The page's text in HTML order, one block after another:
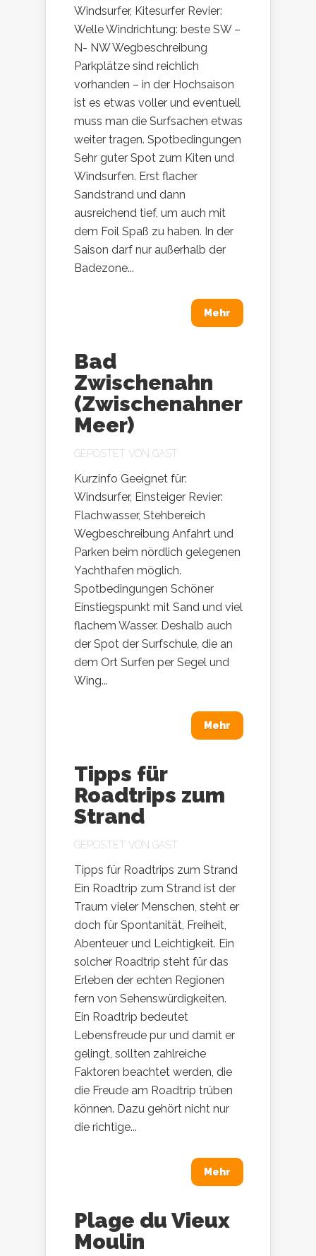
Windsurfer, Kitesurfer Revier:
Welle Windrichtung: beste SW –
N- NW Wegbeschreibung
Parkplätze sind reichlich
vorhanden – in der Hochsaison
ist es etwas voller und eventuell
muss man die Surfsachen etwas
weiter tragen. Spotbedingungen
Sehr guter Spot zum Kiten und
Windsurfen. Erst flacher
Sandstrand und dann
ausreichend tief, um auch mit
dem Foil Spaß zu haben. In der
Saison darf nur außerhalb der
Badezone...
Mehr
Bad
Zwischenahn
(Zwischenahner
Meer)
GEPOSTET VON GAST
Kurzinfo Geeignet für:
Windsurfer, Einsteiger Revier:
Flachwasser, Stehbereich
Wegbeschreibung Anfahrt und
Parken beim nördlich gelegenen
Yachthafen möglich.
Spotbedingungen Schöner
Einstiegspunkt mit Sand und viel
flachem Wasser. Deshalb auch
der Spot der Surfschule, die an
dem Ort Surfen per Segel und
Wing...
Mehr
Tipps für
Roadtrips zum
Strand
GEPOSTET VON GAST
Tipps für Roadtrips zum Strand
Ein Roadtrip zum Strand ist der
Traum vieler Menschen, steht er
doch für Spontanität, Freiheit,
Abenteuer und Leichtigkeit. Ein
solcher Roadtrip steht für das
Erleben der echten Regionen
fern von Sehenswürdigkeiten.
Ein Roadtrip bedeutet
Lebensfreude pur und damit er
gelingt, sollten zahlreiche
Faktoren beachtet werden, die
die Freude am Roadtrip trüben
können. Dazu gehört nicht nur
die richtige...
Mehr
Plage du Vieux
Moulin